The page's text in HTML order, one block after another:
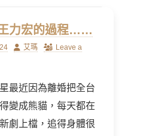
力宏的過程……
Author
艾瑪
Leave a
最近因為離婚把全台
變成熊貓，每天都在
劇上檔，追得身體很